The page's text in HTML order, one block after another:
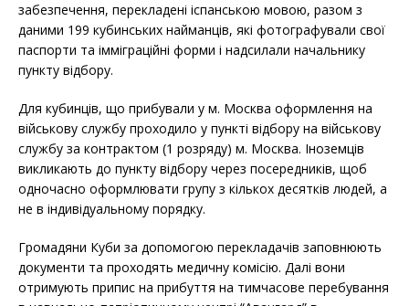
забезпечення, перекладені іспанською мовою, разом з
даними 199 кубинських найманців, які фотографували свої
паспорти та імміграційні форми і надсилали начальнику
пункту відбору.
Для кубинців, що прибували у м. Москва оформлення на
військову службу проходило у пункті відбору на військову
службу за контрактом (1 розряду) м. Москва. Іноземців
викликають до пункту відбору через посередників, щоб
одночасно оформлювати групу з кількох десятків людей, а
не в індивідуальному порядку.
Громадяни Куби за допомогою перекладачів заповнюють
документи та проходять медичну комісію. Далі вони
отримують припис на прибуття на тимчасове перебування